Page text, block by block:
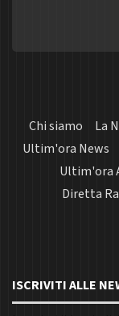
Chi siamo La
Ultim'ora News
Ultim'ora
Diretta
ISCRIVITI ALLE